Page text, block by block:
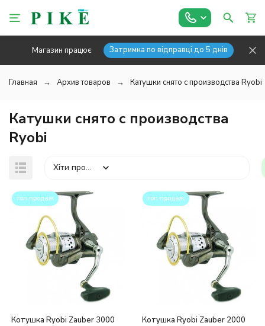
Магазин працює Затримка по відправці до 5 днів
Главная Архив товаров Катушки снято с производства Ryobi
Катушки снято с производства
Ryobi
Хіти продажів
топ продаж
Котушка Ryobi Zauber 3000
топ продаж
Котушка Ryobi Zauber 2000